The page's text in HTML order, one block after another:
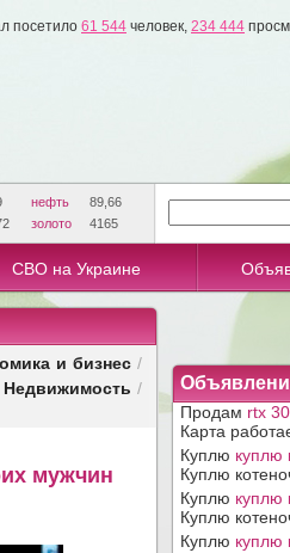
посетило 61 544 человек, 234 444
нефть
89,66
золото 4165
СВО на Украине
и бизнес /
Недвижимость /
мужчин
Продам rtx
Карта
Куплю куплю
Куплю
Куплю куплю
Куплю
Куплю куплю